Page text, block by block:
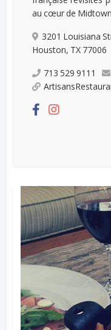
au cœur de
3201 Louisiana
Houston, TX 77006
713 529 9111